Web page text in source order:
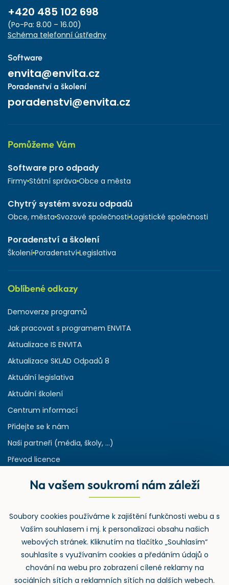
+420 485 102 698
(Po-Pa: 8.00 – 16.00)
Schéma telefonní ústředny
Software
envita@envita.cz
Poradenství a školení
poradenstvi@envita.cz
Pomůžeme Vám
Software pro odpady
Firmy Státní správa Obce a města
Chytrý systém svozu odpadů
Obce, města Svozové společnosti Logistické společnosti
Poradenství a školení
Školení Poradenství Legislativa
Oblíbené odkazy
Demoverze programů
Jak pracovat s programem ENVITA
Aktualizace IS ENVITA
Aktualizace SKLAD Odpadů 8
Aktuální legislativa
Aktuální školení
Centrum informací
Přidejte se k nám
Naši partneři (média, školy, ...)
Převod licence
Rejstřík používaných zkratek v odpadech
Zpětný odběr
Na vašem soukromí nám záleží
Soubory cookies používáme k zajištění funkčnosti webu a s
Vaším souhlasem i mj. k personalizaci obsahu našich
webových stránek. Kliknutím na tlačítko „Souhlasím“
souhlasíte s využívaním cookies a předáním údajů o
chování na webu pro zobrazení cílené reklamy na
sociálních sítích a reklamních sítích na dalších webech.